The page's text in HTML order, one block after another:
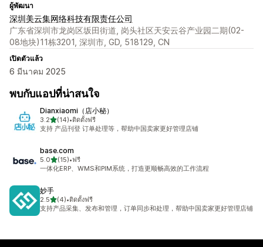
ผู้พัฒนา
深圳美云集网络科技有限责任公司
广东省深圳市龙岗区坂田街道, 岗头社区天安云谷产业园二期(02-
08地块)11栋3201, 深圳市, GD, 518129, CN
เปิดตัวแล้ว
6 มีนาคม 2025
พบกับแอปที่น่าสนใจ
Dianxiaomi（店小秘）
3.2เต็ม 5 ดาว
(14)
ทั้งหมด 14 รีวิว
•ติดตั้งฟรี
支持 产品刊登 订单处理等，帮助中国卖家更好管理店铺
base.com
5.0เต็ม 5 ดาว
(15)
ทั้งหมด 15 รีวิว
•ฟรี
一体化ERP、WMS和PIM系统，打造更顺畅高效的工作流程
妙手
2.5เต็ม 5 ดาว
(4)
ทั้งหมด 4 รีวิว
•ติดตั้งฟรี
支持产品采集、发布和管理，订单同步和处理，帮助中国卖家更好管理店铺